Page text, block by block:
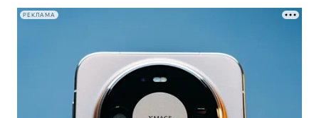
РЕКЛАМА